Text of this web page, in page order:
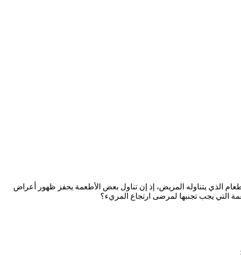
الذي يتناوله المريض، إذ إن تناول بعض الأطعمة يحفز ظهور أعراض
التي يجب تجنبها لمرضى ارتجاع المريء؟